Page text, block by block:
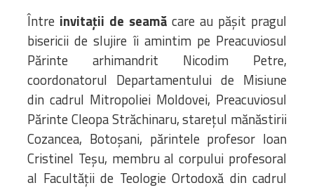
Între invitații de seamă care au pășit pragul
bisericii de slujire îi amintim pe Preacuviosul
Părinte arhimandrit Nicodim Petre,
coordonatorul Departamentului de Misiune
din cadrul Mitropoliei Moldovei, Preacuviosul
Părinte Cleopa Străchinaru, starețul mănăstirii
Cozancea, Botoșani, părintele profesor Ioan
Cristinel Teșu, membru al corpului profesoral
al Facultății de Teologie Ortodoxă din cadrul